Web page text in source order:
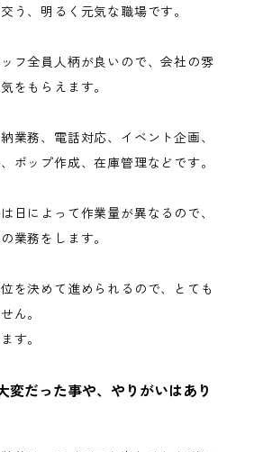
う、明るく元気な職場です。
フ全員人柄が良いので、会社の雰
をもらえます。
業務、電話対応、イベント企画、
ポップ作成、在庫管理などです。
日によって作業量が異なるので、
業務をします。
を決めて進められるので、とても
ん。
す。
変だった事や、やりがいはあり